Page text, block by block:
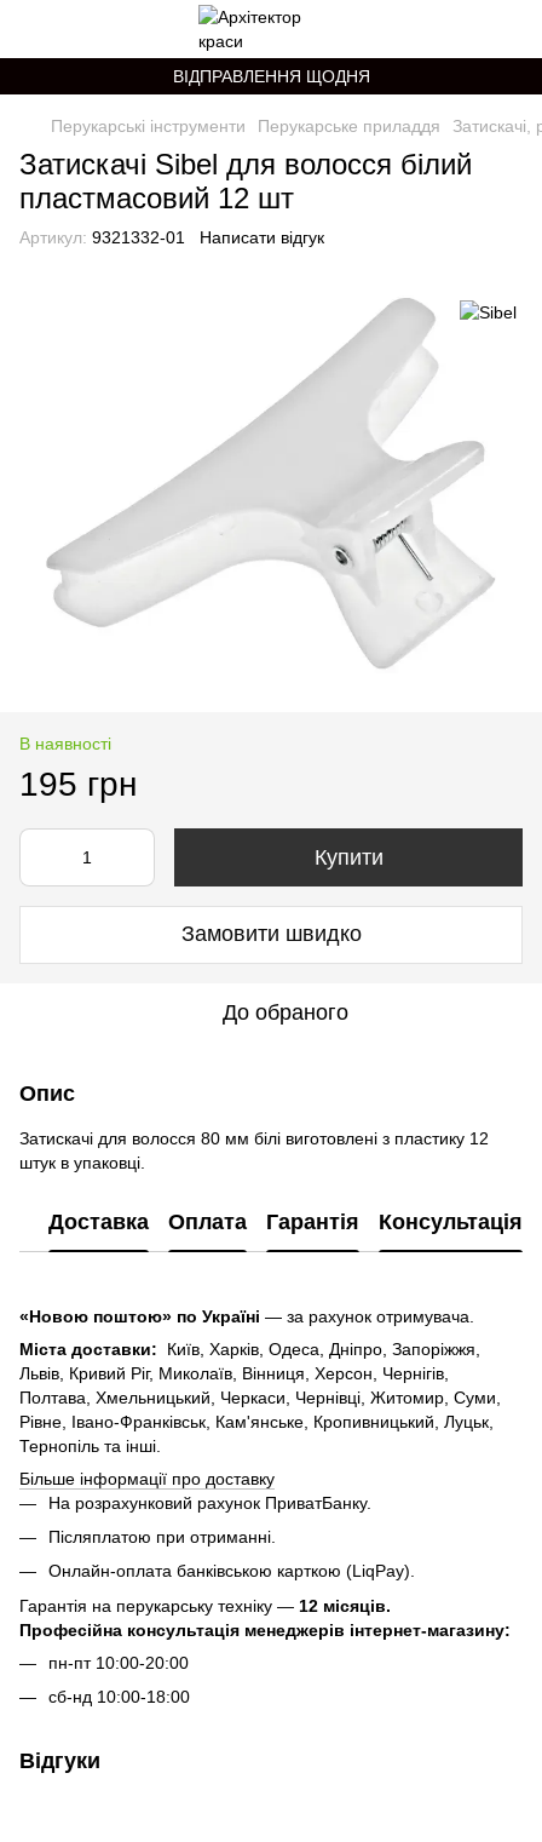
ВІДПРАВЛЕННЯ ЩОДНЯ
Перукарські інструменти Перукарське приладдя Затискачі,
Затискачі Sibel для волосся білий
пластмасовий 12 шт
Артикул: 9321332-01 Написати відгук
В наявності
195 грн
Купити
Замовити швидко
До обраного
Опис
Затискачі для волосся 80 мм білі виготовлені з пластику 12
штук в упаковці.
Доставка Оплата Гарантія Консультація
«Новою поштою» по Україні — за рахунок отримувача.
Міста доставки: Київ, Харків, Одеса, Дніпро, Запоріжжя,
Львів, Кривий Ріг, Миколаїв, Вінниця, Херсон, Чернігів,
Полтава, Хмельницький, Черкаси, Чернівці, Житомир, Суми,
Рівне, Івано-Франківськ, Кам'янське, Кропивницький, Луцьк,
Тернопіль та інші.
Більше інформації про доставку
На розрахунковий рахунок ПриватБанку.
Післяплатою при отриманні.
Онлайн-оплата банківською карткою (LiqPay).
Гарантія на перукарську техніку — 12 місяців.
Професійна консультація менеджерів інтернет-магазину:
пн-пт 10:00-20:00
сб-нд 10:00-18:00
Відгуки